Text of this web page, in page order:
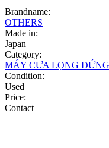
Brandname:
OTHERS
Made in:
Japan
Category:
MÁY CƯA LỌNG ĐỨNG
Condition:
Used
Price:
Contact